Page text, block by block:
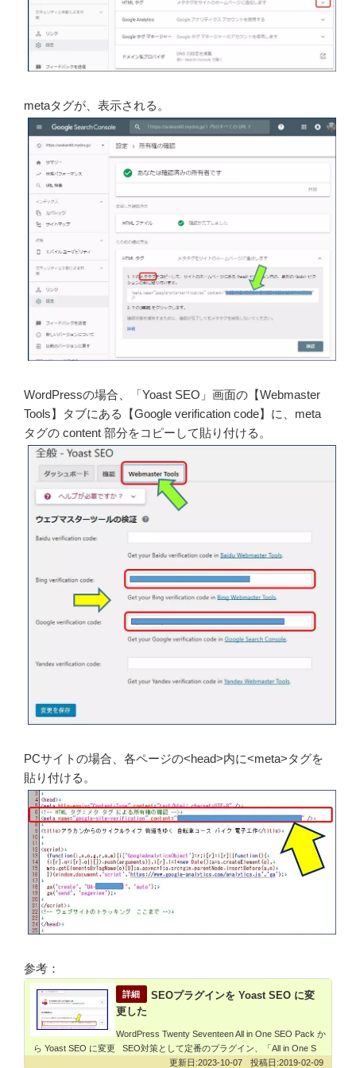
metaタグが、表示される。
WordPressの場合、「Yoast SEO」画面の【Webmaster
Tools】タブにある【Google verification code】に、meta
タグの content 部分をコピーして貼り付ける。
PCサイトの場合、各ページの<head>内に<meta>タグを
貼り付ける。
参考：
SEOプラグインを Yoast SEO に変
更した
WordPress Twenty Seventeen All in One SEO Pack か
ら Yoast SEO に変更 SEO対策として定番のプラグイン、「All in One S
2019-02-09
2023-10-07